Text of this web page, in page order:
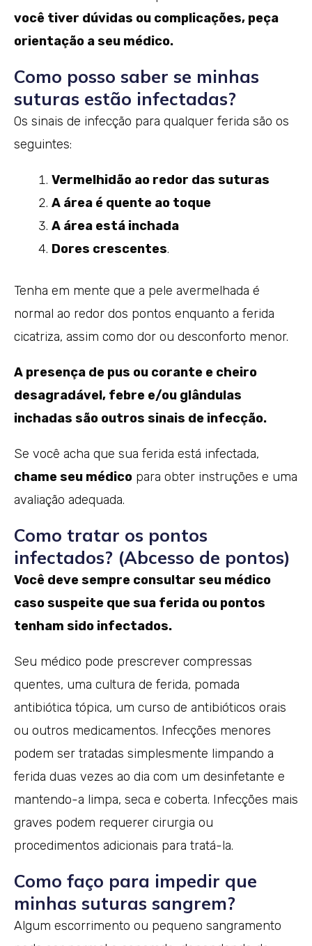
você tiver dúvidas ou complicações, peça
orientação a seu médico.
Como posso saber se minhas
suturas estão infectadas?
Os sinais de infecção para qualquer ferida são os
seguintes:
Vermelhidão ao redor das suturas
A área é quente ao toque
A área está inchada
Dores crescentes.
Tenha em mente que a pele avermelhada é
normal ao redor dos pontos enquanto a ferida
cicatriza, assim como dor ou desconforto menor.
A presença de pus ou corante e cheiro
desagradável, febre e/ou glândulas
inchadas são outros sinais de infecção.
Se você acha que sua ferida está infectada,
chame seu médico para obter instruções e uma
avaliação adequada.
Como tratar os pontos
infectados? (Abcesso de pontos)
Você deve sempre consultar seu médico
caso suspeite que sua ferida ou pontos
tenham sido infectados.
Seu médico pode prescrever compressas
quentes, uma cultura de ferida, pomada
antibiótica tópica, um curso de antibióticos orais
ou outros medicamentos. Infecções menores
podem ser tratadas simplesmente limpando a
ferida duas vezes ao dia com um desinfetante e
mantendo-a limpa, seca e coberta. Infecções mais
graves podem requerer cirurgia ou
procedimentos adicionais para tratá-la.
Como faço para impedir que
minhas suturas sangrem?
Algum escorrimento ou pequeno sangramento